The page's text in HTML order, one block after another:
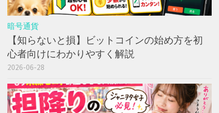
暗号通貨
【知らないと損】ビットコインの始め方を初
心者向けにわかりやすく解説
2026-06-28